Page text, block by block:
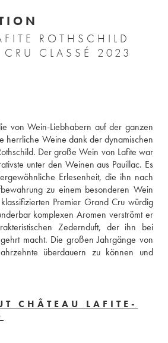
ROTHSCHILD
1ER GRAND CRU CLASSÉ 2023
von Wein-Liebhabern auf der ganzen
herrliche Weine dank der dynamischen
Der große Wein von Lafite war
unter den Weinen aus Pauillac. Es
Erlesenheit, die ihn nach
zu einem besonderen Wein
Premier Grand Cru würdig
komplexen Aromen verströmt er
Zedernduft, der ihn bei
macht. Die großen Jahrgänge von
überdauern zu können und
CHÂTEAU LAFITE-